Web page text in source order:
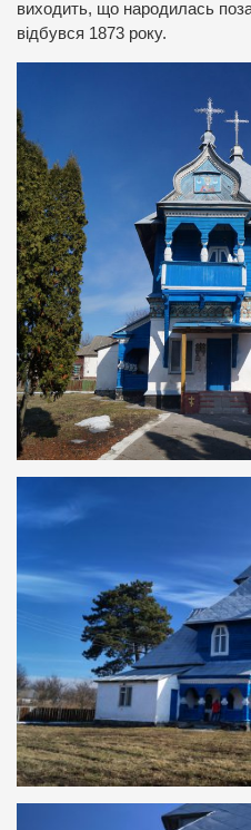
виходить, що народилась
відбувся 1873 року.